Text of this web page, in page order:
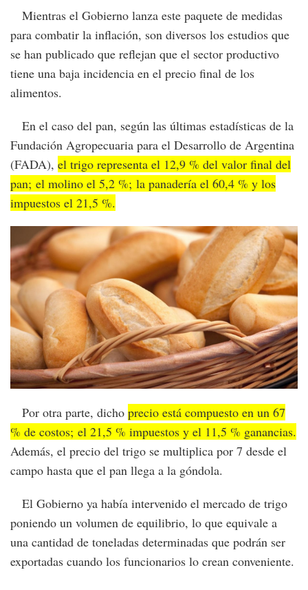
Mientras el Gobierno lanza este paquete de medidas
para combatir la inflación, son diversos los estudios que
se han publicado que reflejan que el sector productivo
tiene una baja incidencia en el precio final de los
alimentos.
En el caso del pan, según las últimas estadísticas de la
Fundación Agropecuaria para el Desarrollo de Argentina
(FADA), el trigo representa el 12,9 % del valor final del
pan; el molino el 5,2 %; la panadería el 60,4 % y los
impuestos el 21,5 %.
Por otra parte, dicho precio está compuesto en un 67
% de costos; el 21,5 % impuestos y el 11,5 % ganancias.
Además, el precio del trigo se multiplica por 7 desde el
campo hasta que el pan llega a la góndola.
El Gobierno ya había intervenido el mercado de trigo
poniendo un volumen de equilibrio, lo que equivale a
una cantidad de toneladas determinadas que podrán ser
exportadas cuando los funcionarios lo crean conveniente.